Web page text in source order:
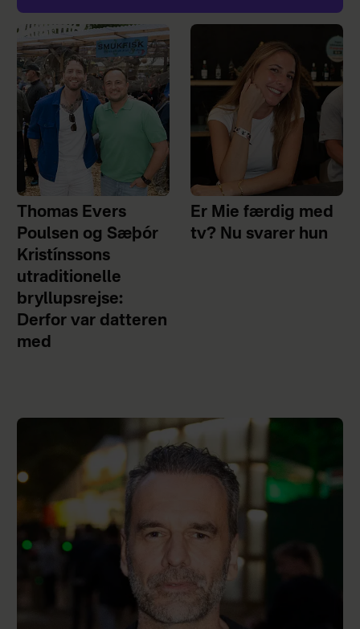
Thomas Evers
Poulsen og Sæþór
Kristínssons
utraditionelle
bryllupsrejse:
Derfor var datteren
med
Er Mie færdig med
tv? Nu svarer hun